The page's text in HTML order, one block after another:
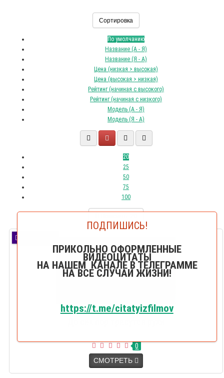
Сортировка
По умолчанию
Название (А - Я)
Название (Я - А)
Цена (низкая > высокая)
Цена (высокая > низкая)
Рейтинг (начиная с высокого)
Рейтинг (начиная с низкого)
Модель (А - Я)
Модель (Я - А)
20
25
50
75
100
0
СМОТРЕТЬ
ПОДПИШИСЬ!
ПРИКОЛЬНО ОФОРМЛЕННЫЕ
ВИДЕОЦИТАТЫ
НА НАШЕМ КАНАЛЕ В ТЕЛЕГРАММЕ
НА ВСЕ СЛУЧАИ ЖИЗНИ!
https://t.me/citatyizfilmov